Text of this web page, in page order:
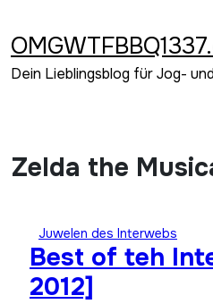
springen
Dein Lieblingsblog für Jog-
Zelda the
Juwelen des Interwebs
Best of teh
2012]